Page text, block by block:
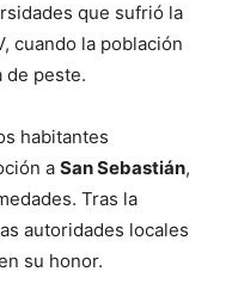
que sufrió la
cuando la población
de peste.
habitantes
a San Sebastián,
Tras la
autoridades locales
su honor.